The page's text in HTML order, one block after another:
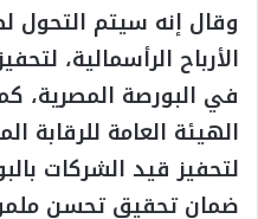
وقال إنه سيتم التحول
الأرباح الرأسمالية،
في البورصة المصرية،
الهيئة العامة للرقابة
ضمان تحقيق تحسن